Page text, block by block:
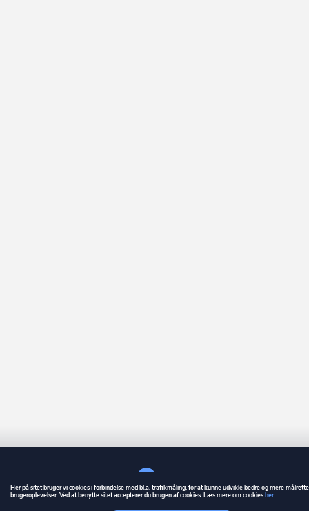
GUIDE BETINGELSER
Her på sitet bruger vi cookies i forbindelse med bl.a. trafikmåling, for at kunne udvikle bedre og mere
brugeroplevelser. Ved at benytte sitet accepterer du brugen af cookies. Læs mere om cookiesher.